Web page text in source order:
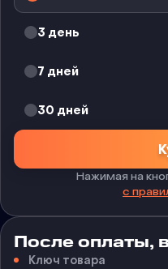
3 день
7 дней
30 дней
Нажимая на
с
После оплаты,
Ключ товара